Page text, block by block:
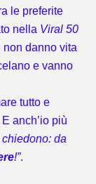
le preferite
nella Viral 50
danno vita
e vanno
tutto e
anch’io più
chiedono: da
!”.